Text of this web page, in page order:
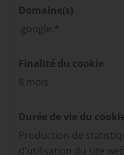
Domaine(s)
.google.*
Finalité du cookie
8 mois
Durée de vie du
Production de
d'utilisation du site